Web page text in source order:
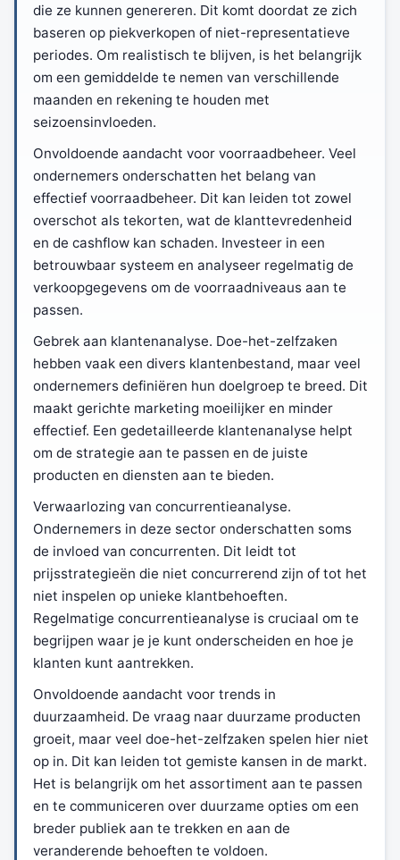
die ze kunnen genereren. Dit komt doordat ze zich
baseren op piekverkopen of niet-representatieve
periodes. Om realistisch te blijven, is het belangrijk
om een gemiddelde te nemen van verschillende
maanden en rekening te houden met
seizoensinvloeden.
Onvoldoende aandacht voor voorraadbeheer. Veel
ondernemers onderschatten het belang van
effectief voorraadbeheer. Dit kan leiden tot zowel
overschot als tekorten, wat de klanttevredenheid
en de cashflow kan schaden. Investeer in een
betrouwbaar systeem en analyseer regelmatig de
verkoopgegevens om de voorraadniveaus aan te
passen.
Gebrek aan klantenanalyse. Doe-het-zelfzaken
hebben vaak een divers klantenbestand, maar veel
ondernemers definiëren hun doelgroep te breed. Dit
maakt gerichte marketing moeilijker en minder
effectief. Een gedetailleerde klantenanalyse helpt
om de strategie aan te passen en de juiste
producten en diensten aan te bieden.
Verwaarlozing van concurrentieanalyse.
Ondernemers in deze sector onderschatten soms
de invloed van concurrenten. Dit leidt tot
prijsstrategieën die niet concurrerend zijn of tot het
niet inspelen op unieke klantbehoeften.
Regelmatige concurrentieanalyse is cruciaal om te
begrijpen waar je je kunt onderscheiden en hoe je
klanten kunt aantrekken.
Onvoldoende aandacht voor trends in
duurzaamheid. De vraag naar duurzame producten
groeit, maar veel doe-het-zelfzaken spelen hier niet
op in. Dit kan leiden tot gemiste kansen in de markt.
Het is belangrijk om het assortiment aan te passen
en te communiceren over duurzame opties om een
breder publiek aan te trekken en aan de
veranderende behoeften te voldoen.